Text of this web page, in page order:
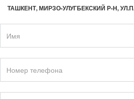
ТАШКЕНТ, МИРЗО-УЛУГБЕКСКИЙ Р-Н,